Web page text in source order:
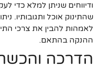
ודיווחים שניתן למלא כדי
שהתינוק אוכל ותגובותיו.
לאמהות להבין את צרכי
ההנקה בהתאם.
הדרכה